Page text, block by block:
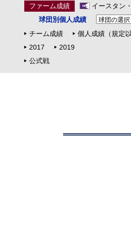
ファーム成績
イースタン
球団別個人成績
チーム成績
個人成績（規定以
2017
2019
公式戦